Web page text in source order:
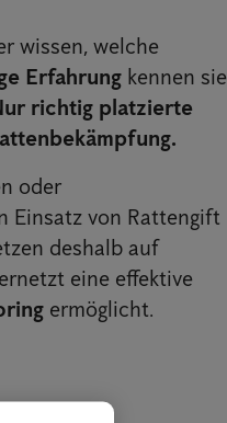
wissen, welche
Erfahrung kennen sie
richtig platzierte
oder
Einsatz von Rattengift
deshalb auf
eine effektive
ermöglicht.